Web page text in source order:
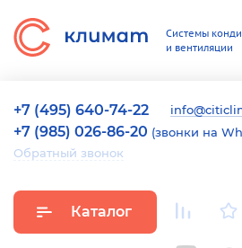
Системы
и вентиляции
+7 (495) 640-74-22
+7 (985) 026-86-20 (звонки на
Обратный звонок
Каталог